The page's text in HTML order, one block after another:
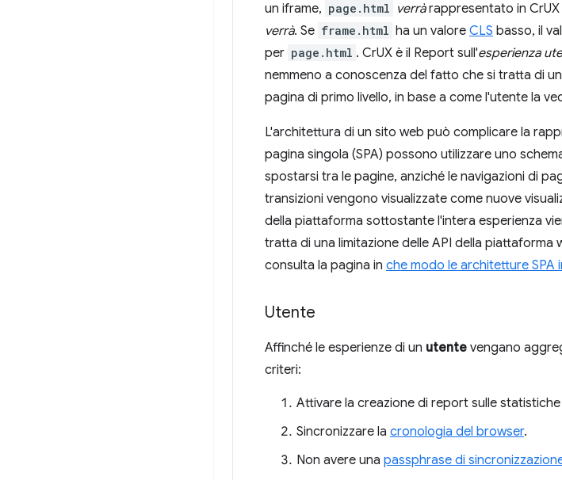
un iframe, page.html verràrappresentato in CrUX
verrà. Se frame.html ha un valore CLS basso, il
per page.html . CrUX è il Report sull'esperienza
nemmeno a conoscenza del fatto che si tratta di
pagina di primo livello, in base a come l'utente la
L'architettura di un sito web può complicare la
pagina singola (SPA) possono utilizzare uno
spostarsi tra le pagine, anziché le navigazioni di
transizioni vengono visualizzate come nuove
della piattaforma sottostante l'intera esperienza
tratta di una limitazione delle API della piattaforma
consulta la pagina in che modo le architetture SPA
Utente
Affinché le esperienze di un utente vengano
criteri:
Attivare la creazione di report sulle statistiche
Sincronizzare la cronologia del browser.
Non avere una passphrase di